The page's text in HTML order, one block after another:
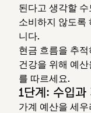
된다고 생각할
소비하지 않도록
니다.
현금 흐름을 추
건강을 위해 예
를 따르세요.
1단계: 수입과
가계 예산을 세